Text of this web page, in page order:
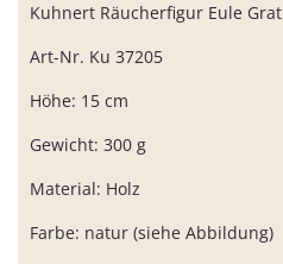
Kuhnert Räucherfigur Eule
Art-Nr. Ku 37205
Höhe: 15 cm
Gewicht: 300 g
Material: Holz
Farbe: natur (siehe Abbildung)